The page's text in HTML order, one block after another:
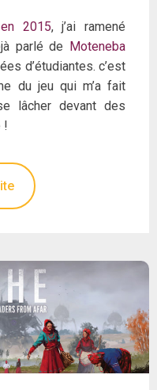
2015, j’ai ramené
parlé de Moteneba
d’étudiantes. c’est
du jeu qui m’a fait
lâcher devant des
!